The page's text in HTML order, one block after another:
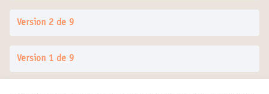
Version 2 de 9
Version 1 de 9